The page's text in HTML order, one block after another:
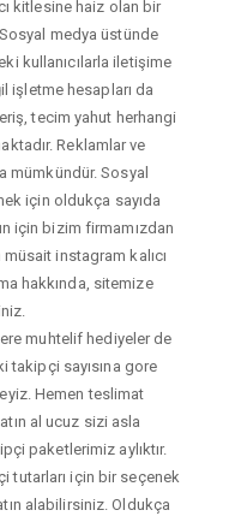
kitlesine haiz olan bir
medya üstünde
kullanıcılarla iletişime
işletme hesapları da
tecim yahut herhangi
Reklamlar ve
mümkündür. Sosyal
için oldukça sayıda
için bizim firmamızdan
müsait instagram kalıcı
hakkında, sitemize
muhtelif hediyeler de
takipçi sayısına gore
Hemen teslimat
al ucuz sizi asla
paketlerimiz aylıktır.
tutarları için bir seçenek
alabilirsiniz. Oldukça